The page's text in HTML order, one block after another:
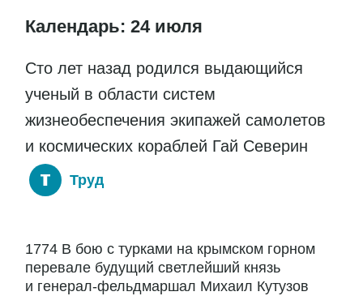
Календарь: 24 июля
Сто лет назад родился выдающийся
ученый в области систем
жизнеобеспечения экипажей самолетов
и космических кораблей Гай Северин
Труд
1774 В бою с турками на крымском горном
перевале будущий светлейший князь
и генерал-фельдмаршал Михаил Кутузов